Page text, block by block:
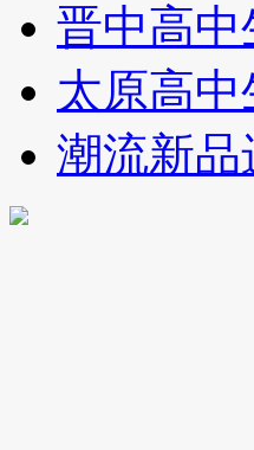
晋中高
太原高
潮流新